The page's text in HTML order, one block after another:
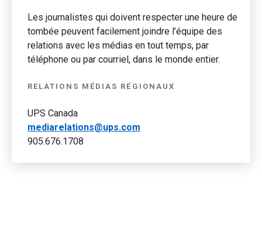
Les journalistes qui doivent respecter une heure de
tombée peuvent facilement joindre l’équipe des
relations avec les médias en tout temps, par
téléphone ou par courriel, dans le monde entier.
RELATIONS MÉDIAS RÉGIONAUX
UPS Canada
mediarelations@ups.com
905.676.1708